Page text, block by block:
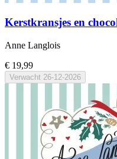
Kerstkransjes en
Anne Langlois
€ 19,99
Verwacht 26-12-2026